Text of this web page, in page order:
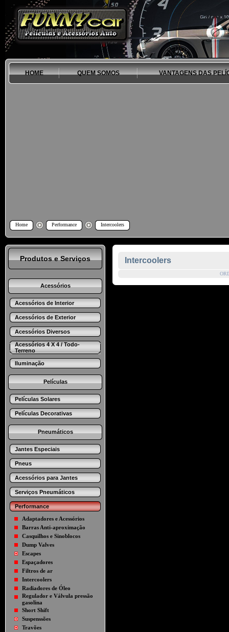
HOME QUEM SOMOS VANTAGENS DAS
Home Performance Intercoolers
Produtos e Serviços
Acessórios
Acessórios de Interior
Acessórios de Exterior
Acessórios Diversos
Acessórios 4 X 4 / Todo-
Terreno
Iluminação
Películas
Películas Solares
Películas Decorativas
Pneumáticos
Jantes Especiais
Pneus
Acessórios para Jantes
Serviços Pneumáticos
Performance
Adaptadores e Acessórios
Barras Anti-aproximação
Casquilhos e Sinoblocos
Dump Valves
Escapes
Espaçadores
Filtros de ar
Intercoolers
Radiadores de Óleo
Regulador e Válvula pressão
gasolina
Short Shift
Suspenssões
Travões
Intercoolers